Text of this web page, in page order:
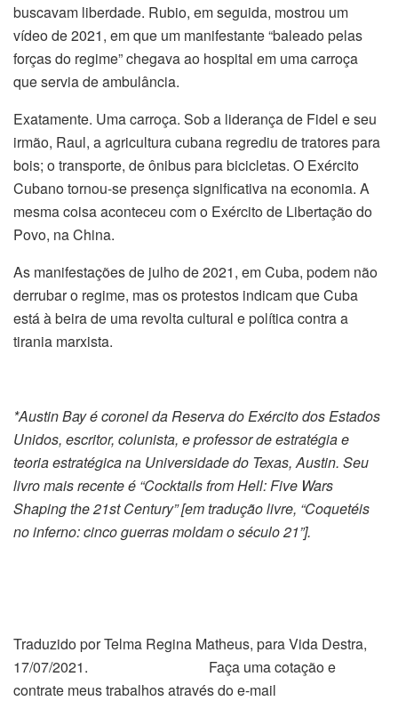
buscavam liberdade. Rubio, em seguida, mostrou um
vídeo de 2021, em que um manifestante “baleado pelas
forças do regime” chegava ao hospital em uma carroça
que servia de ambulância.
Exatamente. Uma carroça. Sob a liderança de Fidel e seu
irmão, Raul, a agricultura cubana regrediu de tratores para
bois; o transporte, de ônibus para bicicletas. O Exército
Cubano tornou-se presença significativa na economia. A
mesma coisa aconteceu com o Exército de Libertação do
Povo, na China.
As manifestações de julho de 2021, em Cuba, podem não
derrubar o regime, mas os protestos indicam que Cuba
está à beira de uma revolta cultural e política contra a
tirania marxista.
*Austin Bay é coronel da Reserva do Exército dos Estados
Unidos, escritor, colunista, e professor de estratégia e
teoria estratégica na Universidade do Texas, Austin. Seu
livro mais recente é “Cocktails from Hell: Five Wars
Shaping the 21st Century” [em tradução livre, “Coquetéis
no inferno: cinco guerras moldam o século 21”].
Traduzido por Telma Regina Matheus, para Vida Destra,
17/07/2021. Faça uma cotação e
contrate meus trabalhos através do e-mail